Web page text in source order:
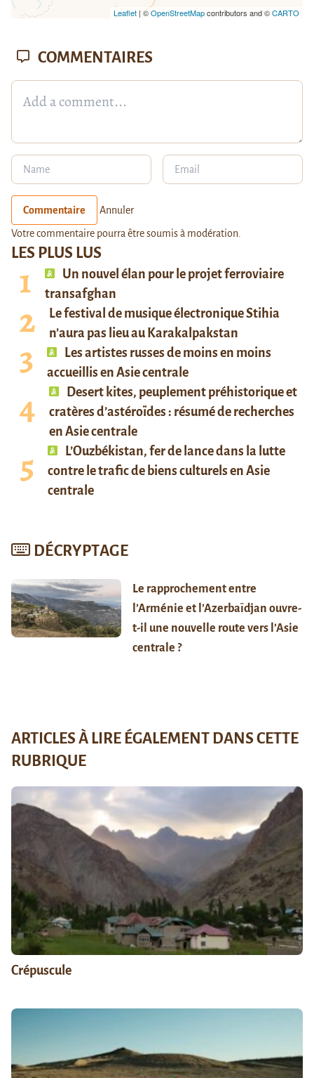
Leaflet| ©OpenStreetMapcontributors and ©CARTO
LES PLUS LUS
Un nouvel élan pour le projet ferroviaire
transafghan
Le festival de musique électronique Stihia
n’aura pas lieu au Karakalpakstan
Les artistes russes de moins en moins
accueillis en Asie centrale
Desert kites, peuplement préhistorique et
cratères d’astéroïdes : résumé de recherches
en Asie centrale
L’Ouzbékistan, fer de lance dans la lutte
contre le trafic de biens culturels en Asie
centrale
DÉCRYPTAGE
Le rapprochement entre
l’Arménie et l’Azerbaïdjan ouvre-
t-il une nouvelle route vers l’Asie
centrale ?
COMMENTAIRES
Commentaire Annuler
Votre commentaire pourra être soumis à modération.
ARTICLES À LIRE ÉGALEMENT DANS CETTE
RUBRIQUE
Crépuscule